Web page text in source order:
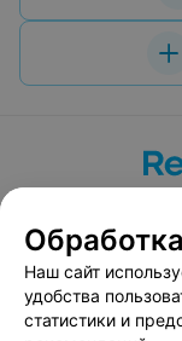
Вакансии
Публичный
Наш сайт
удобства
статистики и